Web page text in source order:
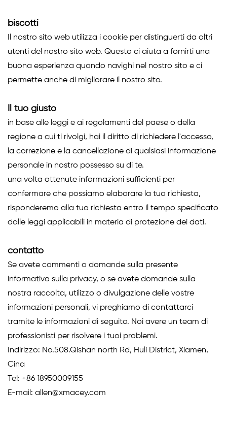
biscotti
Il nostro sito web utilizza i cookie per distinguerti da altri
utenti del nostro sito web. Questo ci aiuta a fornirti una
buona esperienza quando navighi nel nostro sito e ci
permette anche di migliorare il nostro sito.
Il tuo giusto
in base alle leggi e ai regolamenti del paese o della
regione a cui ti rivolgi, hai il diritto di richiedere l'accesso,
la correzione e la cancellazione di qualsiasi informazione
personale in nostro possesso su di te.
una volta ottenute informazioni sufficienti per
confermare che possiamo elaborare la tua richiesta,
risponderemo alla tua richiesta entro il tempo specificato
dalle leggi applicabili in materia di protezione dei dati.
contatto
Se avete commenti o domande sulla presente
informativa sulla privacy, o se avete domande sulla
nostra raccolta, utilizzo o divulgazione delle vostre
informazioni personali, vi preghiamo di contattarci
tramite le informazioni di seguito. Noi avere un team di
professionisti per risolvere i tuoi problemi.
Indirizzo: No.508.Qishan north Rd, Huli District, Xiamen,
Cina
Tel: +86 18950009155
E-mail: allen@xmacey.com